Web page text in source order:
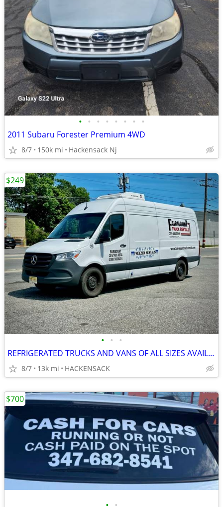
• • • • • • • •
2011 Subaru Forester Premium 4WD
8/7 150k mi Hackensack Nj
• • •
REFRIGERATED TRUCKS AND VANS OF ALL SIZES AVAILABLE!
8/7 13k mi HACKENSACK
$249
$700